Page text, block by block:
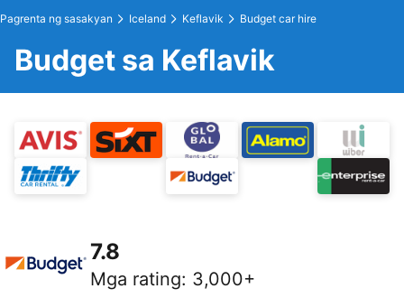
Pagrenta ng sasakyan Iceland Keflavik Budget car hire
Budget sa Keflavik
7.8
Mga rating: 3,000+